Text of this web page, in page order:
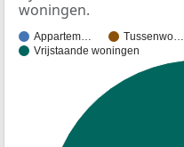
woningen.
Appartem… Tussenwo…
Vrijstaande woningen